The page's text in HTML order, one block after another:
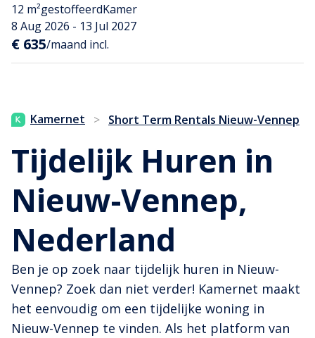
12 m²gestoffeerdKamer
8 Aug 2026 - 13 Jul 2027
€ 635/maand incl.
Kamernet > Short Term Rentals Nieuw-Vennep
Tijdelijk Huren in
Nieuw-Vennep,
Nederland
Ben je op zoek naar tijdelijk huren in Nieuw-
Vennep? Zoek dan niet verder! Kamernet maakt
het eenvoudig om een tijdelijke woning in
Nieuw-Vennep te vinden. Als het platform van